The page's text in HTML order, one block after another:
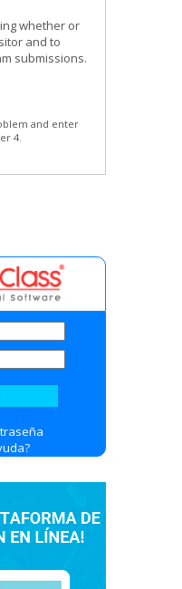
whether or
and to
submissions.
and enter
4.